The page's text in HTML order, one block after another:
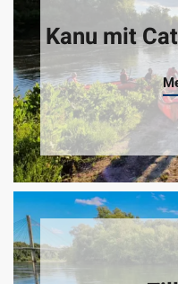
Kanu mit